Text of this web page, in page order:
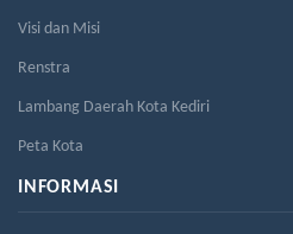
Visi dan Misi
Renstra
Lambang Daerah Kota Kediri
Peta Kota
INFORMASI